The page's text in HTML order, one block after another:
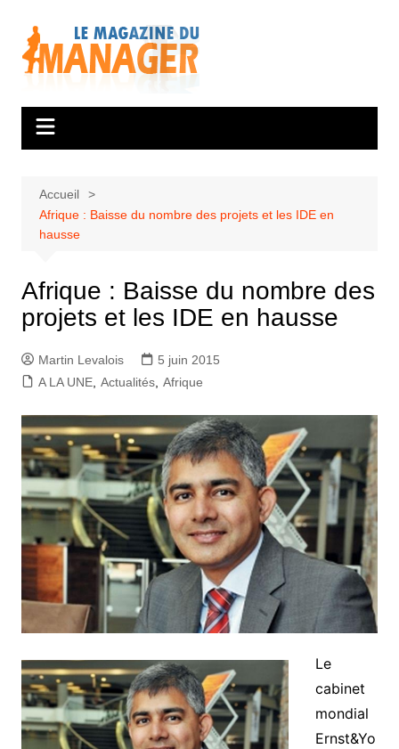
contenu
Accueil
Afrique : Baisse du nombre des projets et les IDE en
hausse
Afrique : Baisse du nombre des
projets et les IDE en hausse
Martin Levalois
5 juin 2015
A LA UNE, Actualités, Afrique
Le
cabinet
mondial
Ernst&Yo